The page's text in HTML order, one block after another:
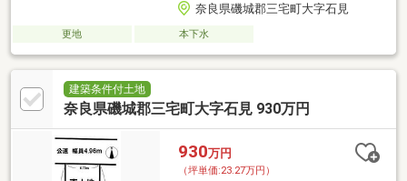
奈良県磯城郡三宅町大字石見
更地 本下水
建築条件付土地
奈良県磯城郡三宅町大字石見 930万円
930万円
（坪単価:23.27万円）